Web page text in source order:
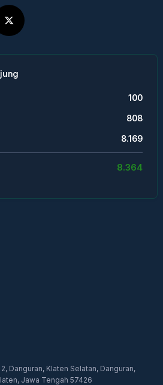
100
808
8.169
8.364
Danguran, Klaten Selatan, Danguran,
Jawa Tengah 57426